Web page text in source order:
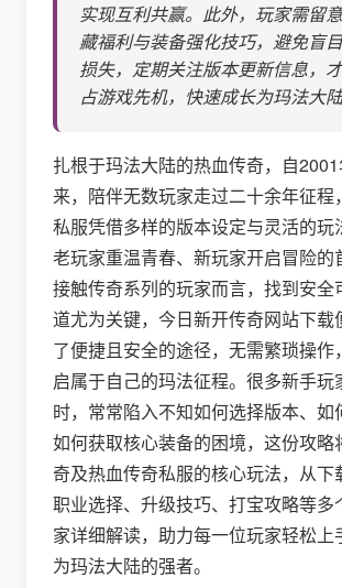
实现互利共赢。此外，玩家需留
藏福利与装备强化技巧，避免盲
损失，定期关注版本更新信息，
占游戏先机，快速成长为玛法大陆
扎根于玛法大陆的热血传奇，自
来，陪伴无数玩家走过二十余年征程
私服凭借多样的版本设定与灵活的玩
老玩家重温青春、新玩家开启冒险的
接触传奇系列的玩家而言，找到安全
道尤为关键，今日新开传奇网站下载
了便捷且安全的途径，无需繁琐操作
启属于自己的玛法征程。很多新手玩
时，常常陷入不知如何选择版本、如
如何获取核心装备的困境，这份攻略
奇及热血传奇私服的核心玩法，从下
职业选择、升级技巧、打宝攻略等多
家详细解读，助力每一位玩家轻松上
为玛法大陆的强者。